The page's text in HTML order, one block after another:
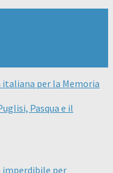
italiana per la Memoria
Pasqua e il
imperdibile per